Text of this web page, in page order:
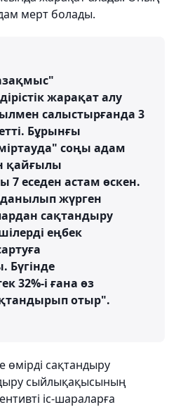
мерт болады.
жарақат алу
салыстырғанда 3
Бұрынғы
соңы адам
қайғылы
еседен астам өскен.
жүрген
сақтандыру
еңбек
32%-і ғана өз
отыр".
сақтандыру
сыйлықақысының
іс-шараларға